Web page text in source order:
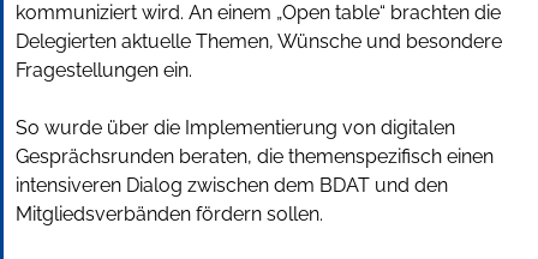
kommuniziert wird. An einem „Open table“ brachten die
Delegierten aktuelle Themen, Wünsche und besondere
Fragestellungen ein.
So wurde über die Implementierung von digitalen
Gesprächsrunden beraten, die themenspezifisch einen
intensiveren Dialog zwischen dem BDAT und den
Mitgliedsverbänden fördern sollen.